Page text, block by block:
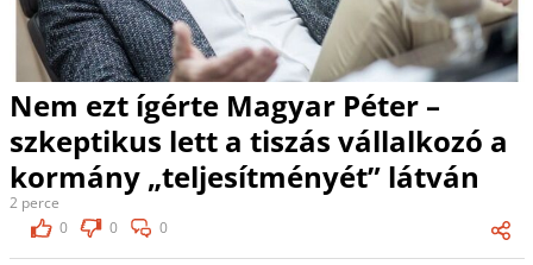
Nem ezt ígérte Magyar Péter –
szkeptikus lett a tiszás vállalkozó a
kormány „teljesítményét” látván
2 perce
0
0 0